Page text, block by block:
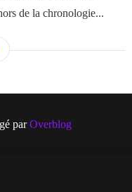
de la chronologie...
parOverblog